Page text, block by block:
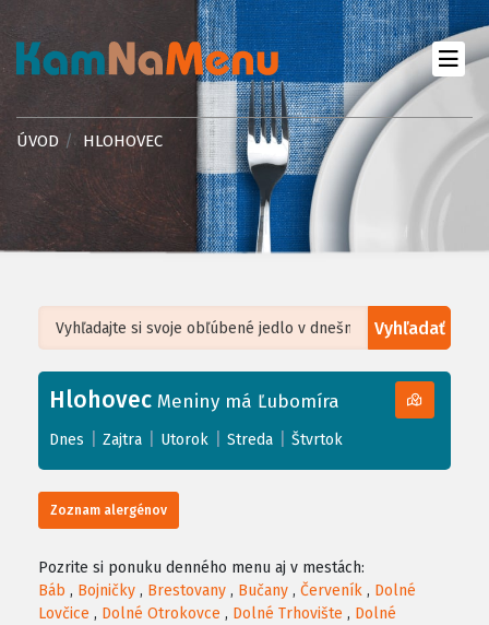
ÚVOD HLOHOVEC
Vyhľadať
+
−
Leaflet| ©OpenStreetMap, Tiles courtesy ofHumanitarian OpenStreetMap
Hlohovec Meniny má Ľubomíra
Dnes Zajtra Utorok Streda Štvrtok
Zoznam alergénov
Pozrite si ponuku denného menu aj v mestách:
Báb , Bojničky , Brestovany , Bučany , Červeník , Dolné
Lovčice , Dolné Otrokovce , Dolné Trhovište , Dolné